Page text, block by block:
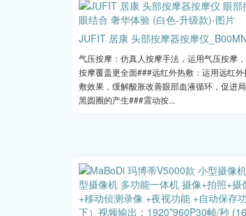
JUFIT 居康 头部按摩器按摩仪
气压按摩：仿真人按摩手法，运用气压按摩
按摩覆盖更全面###远红外热敷：运用远红
敷效果，缓解酸胀改善眼部血液循环，促进
黑圆圈的产生###震动按...